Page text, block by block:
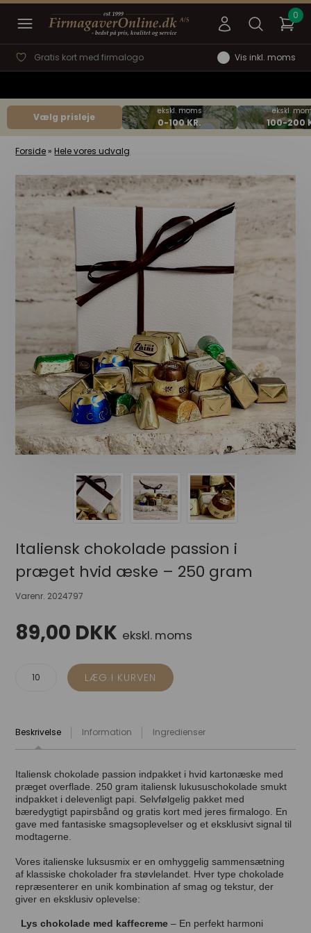
Gratis kort med firmalogo Vis inkl. moms
Vælg prisleje
Forside » Hele vores udvalg
Italiensk chokolade passion i
præget hvid æske – 250 gram
Varenr. 2024797
89,00 DKK ekskl. moms
Beskrivelse Information Ingredienser
Italiensk chokolade passion indpakket i hvid kartonæske med
præget overflade. 250 gram italiensk lukususchokolade smukt
indpakket i delevenligt papi. Selvfølgelig pakket med
bæredygtigt papirsbånd og gratis kort med jeres firmalogo. En
gave med fantasiske smagsoplevelser og et eksklusivt signal til
modtagerne.
Vores italienske luksusmix er en omhyggelig sammensætning
af klassiske chokolader fra støvlelandet. Hver type chokolade
repræsenterer en unik kombination af smag og tekstur, der
giver en eksklusiv oplevelse:
Lys chokolade med kaffecreme – En perfekt harmoni